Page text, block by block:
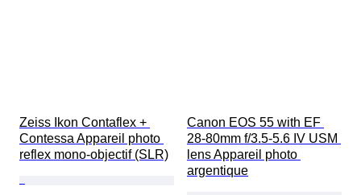
Zeiss Ikon Contaflex +
Contessa Appareil photo
reflex mono-objectif (SLR)
Canon EOS 55 with EF
28-80mm f/3.5-5.6 IV USM
lens Appareil photo
argentique